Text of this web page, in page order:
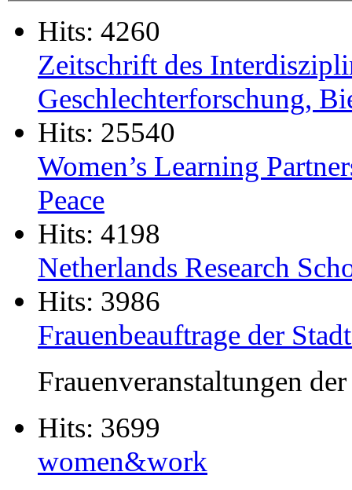
Hits: 4260
Zeitschrift des
Geschlechterforschung,
Hits: 25540
Women’s Learning
Peace
Hits: 4198
Netherlands Research
Hits: 3986
Frauenbeauftrage der
Frauenveranstaltungen
Hits: 3699
women&work